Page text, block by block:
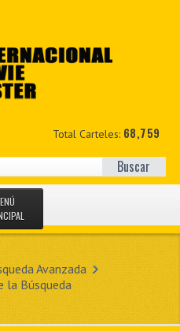
Total Carteles: 68,759
Buscar
Avanzada
la Búsqueda